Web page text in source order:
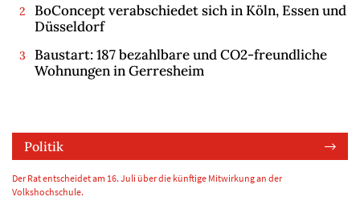
BoConcept verabschiedet sich in Köln, Essen und
Düsseldorf
Baustart: 187 bezahlbare und CO2-freundliche
Wohnungen in Gerresheim
Politik
Der Rat entscheidet am 16. Juli über die künftige Mitwirkung an der
Volkshochschule.